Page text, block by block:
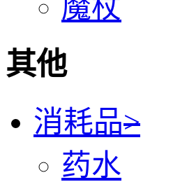
魔杖
其他
消耗品>
药水